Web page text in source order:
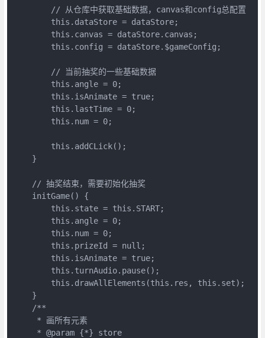
        // 从仓库中获取基础数据，canvas和config总配置
        this.dataStore = dataStore;
        this.canvas = dataStore.canvas;
        this.config = dataStore.$gameConfig;
        // 当前抽奖的一些基础数据
        this.angle = 0;
        this.isAnimate = true;
        this.lastTime = 0;
        this.num = 0;
        this.addCLick();
    }
    // 抽奖结束，需要初始化抽奖
    initGame() {
        this.state = this.START;
        this.angle = 0;
        this.num = 0;
        this.prizeId = null;
        this.isAnimate = true;
        this.turnAudio.pause();
        this.drawAllElements(this.res, this.set);
    }
    /**
     * 画所有元素
     * @param {*} store